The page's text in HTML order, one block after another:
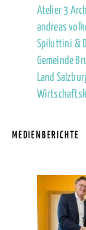
Atelier 3
andreas
Spiluttini &
Gemeinde
Land
MEDIENBERICHTE